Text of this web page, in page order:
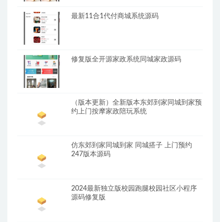
最新11合1代付商城系统源码
修复版全开源家政系统同城家政源码
（版本更新）全新版本东郊到家同城到家预
约上门按摩家政陪玩系统
仿东郊到家同城到家 同城搭子 上门预约
247版本源码
2024最新独立版校园跑腿校园社区小程序
源码修复版